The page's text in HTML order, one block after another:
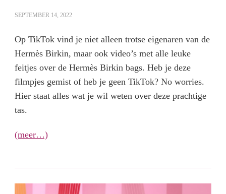
SEPTEMBER 14, 2022
Op TikTok vind je niet alleen trotse eigenaren van de
Hermès Birkin, maar ook video’s met alle leuke
feitjes over de Hermès Birkin bags. Heb je deze
filmpjes gemist of heb je geen TikTok? No worries.
Hier staat alles wat je wil weten over deze prachtige
tas.
(meer…)